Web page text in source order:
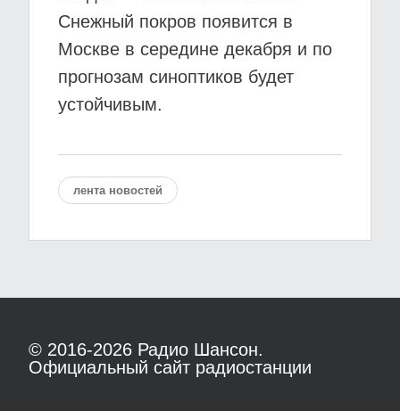
Снежный покров появится в
Москве в середине декабря и по
прогнозам синоптиков будет
устойчивым.
лента новостей
© 2016-2026 Радио Шансон.
Официальный сайт радиостанции